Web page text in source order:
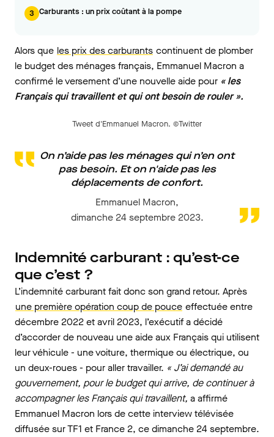
3 Carburants : un prix coûtant à la pompe
Alors que les prix des carburants continuent de plomber
le budget des ménages français, Emmanuel Macron a
confirmé le versement d’une nouvelle aide pour « les
Français qui travaillent et qui ont besoin de rouler ».
Tweet d'Emmanuel Macron. ©Twitter
On n’aide pas les ménages qui n’en ont
pas besoin. Et on n'aide pas les
déplacements de confort.
Emmanuel Macron,
dimanche 24 septembre 2023.
Indemnité carburant : qu’est-ce
que c’est ?
L’indemnité carburant fait donc son grand retour. Après
une première opération coup de pouce effectuée entre
décembre 2022 et avril 2023, l’exécutif a décidé
d’accorder de nouveau une aide aux Français qui utilisent
leur véhicule - une voiture, thermique ou électrique, ou
un deux-roues - pour aller travailler. « J’ai demandé au
gouvernement, pour le budget qui arrive, de continuer à
accompagner les Français qui travaillent, a affirmé
Emmanuel Macron lors de cette interview télévisée
diffusée sur TF1 et France 2, ce dimanche 24 septembre.